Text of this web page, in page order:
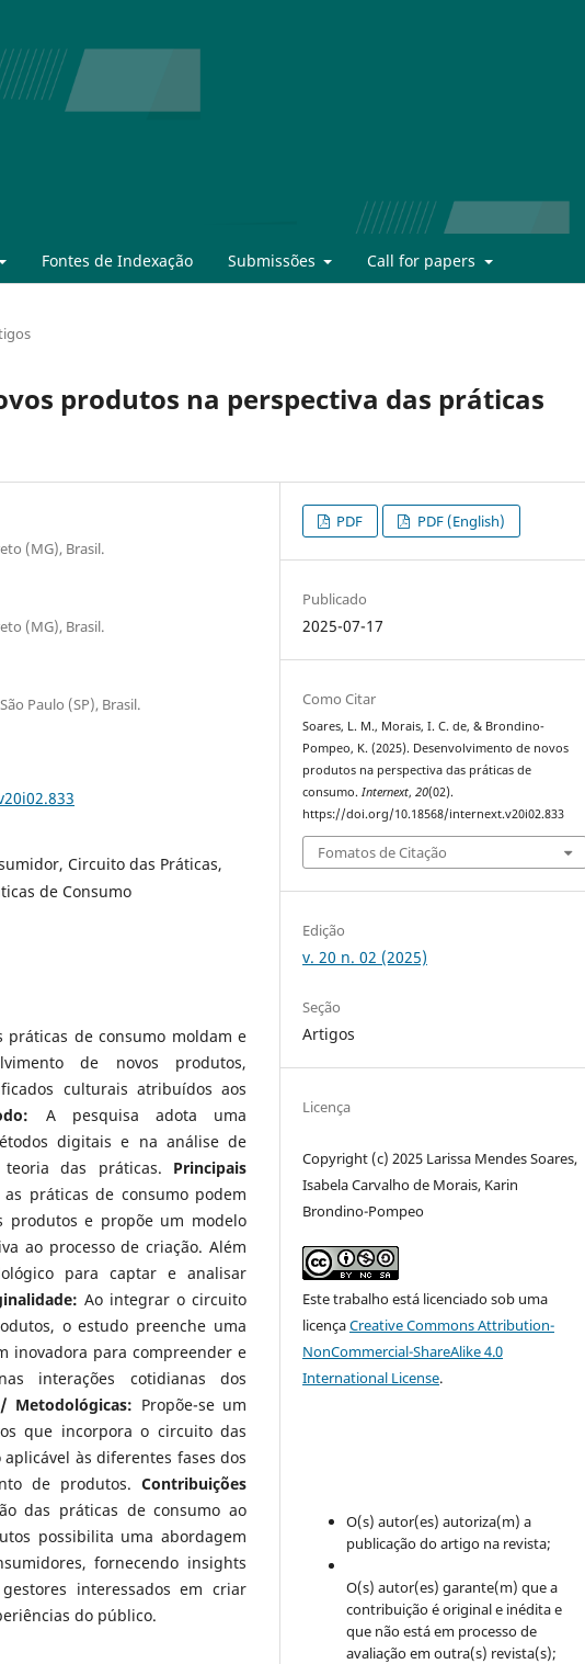
Fontes de Indexação Submissões Call for papers
produtos na perspectiva das práticas
(MG), Brasil.
(MG), Brasil.
Paulo (SP), Brasil.
Circuito das Práticas,
de Consumo
práticas de consumo moldam e
de novos produtos,
culturais atribuídos aos
A pesquisa adota uma
digitais e na análise de
das práticas. Principais
práticas de consumo podem
produtos e propõe um modelo
ao processo de criação. Além
para captar e analisar
Ao integrar o circuito
o estudo preenche uma
inovadora para compreender e
interações cotidianas dos
Metodológicas: Propõe-se um
que incorpora o circuito das
às diferentes fases dos
de produtos. Contribuições
das práticas de consumo ao
possibilita uma abordagem
fornecendo insights
interessados em criar
do público.
PDF PDF (English)
Publicado
2025-07-17
Como Citar
Soares, L. M., Morais, I. C. de, & Brondino-
Pompeo, K. (2025). Desenvolvimento de novos
produtos na perspectiva das práticas de
consumo.Internext,20(02).
https://doi.org/10.18568/internext.v20i02.833
Fomatos de Citação
Edição
v. 20 n. 02 (2025)
Seção
Artigos
Licença
Copyright (c) 2025 Larissa Mendes Soares,
Isabela Carvalho de Morais, Karin
Brondino-Pompeo
Este trabalho está licenciado sob uma
licençaCreative Commons Attribution-
NonCommercial-ShareAlike 4.0
International License.
O(s) autor(es) autoriza(m) a
publicação do artigo na revista;
O(s) autor(es) garante(m) que a
contribuição é original e inédita e
que não está em processo de
avaliação em outra(s) revista(s);